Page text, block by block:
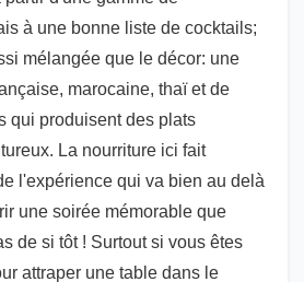
à une bonne liste de cocktails;
mélangée que le décor: une
marocaine, thaï et de
qui produisent des plats
La nourriture ici fait
l'expérience qui va bien au delà
une soirée mémorable que
de si tôt ! Surtout si vous êtes
attraper une table dans le